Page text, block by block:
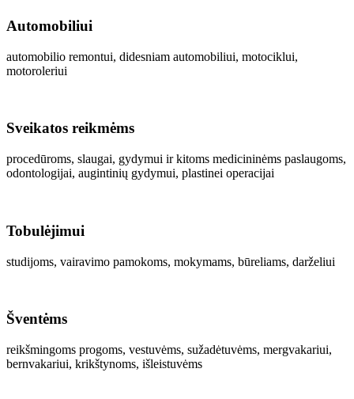
Automobiliui
automobilio remontui, didesniam automobiliui, motociklui,
motoroleriui
Sveikatos reikmėms
procedūroms, slaugai, gydymui ir kitoms medicininėms paslaugoms,
odontologijai, augintinių gydymui, plastinei operacijai
Tobulėjimui
studijoms, vairavimo pamokoms, mokymams, būreliams, darželiui
Šventėms
reikšmingoms progoms, vestuvėms, sužadėtuvėms, mergvakariui,
bernvakariui, krikštynoms, išleistuvėms